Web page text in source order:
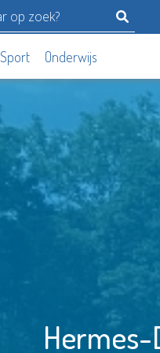
Sport Onderwijs
Hermes-